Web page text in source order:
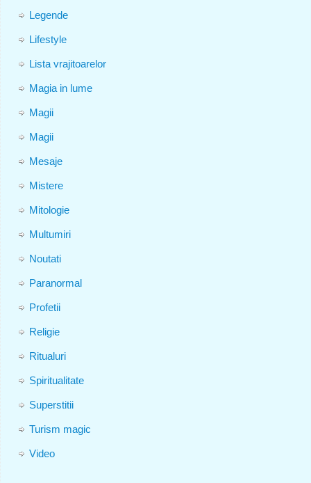
Legende
Lifestyle
Lista vrajitoarelor
Magia in lume
Magii
Magii
Mesaje
Mistere
Mitologie
Multumiri
Noutati
Paranormal
Profetii
Religie
Ritualuri
Spiritualitate
Superstitii
Turism magic
Video